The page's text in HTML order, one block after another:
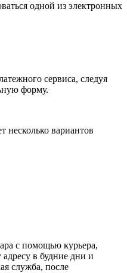
одной из электронных
сервиса, следуя
форму.
несколько вариантов
с помощью курьера,
в будние дни и
служба, после